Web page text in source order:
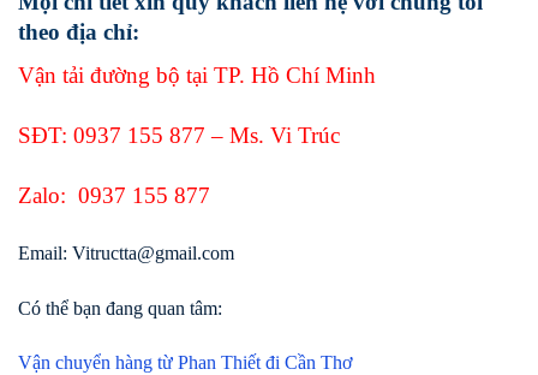
theo địa chỉ:
Vận tải đường bộ tại TP. Hồ Chí Minh
SĐT: 0937 155 877 – Ms. Vi Trúc
Zalo: 0937 155 877
Email: Vitructta@gmail.com
Có thể bạn đang quan tâm:
Vận chuyển hàng từ Phan Thiết đi Cần Thơ